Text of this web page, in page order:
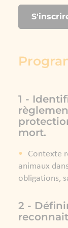
1 -
mort.
Contexte
animaux
obligations,
2 -